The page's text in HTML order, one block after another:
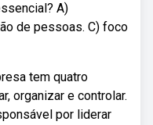
A)
de pessoas. C) foco
tem quatro
organizar e controlar.
por liderar